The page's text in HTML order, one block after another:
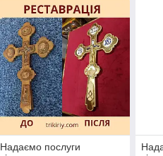
Надаємо послуги